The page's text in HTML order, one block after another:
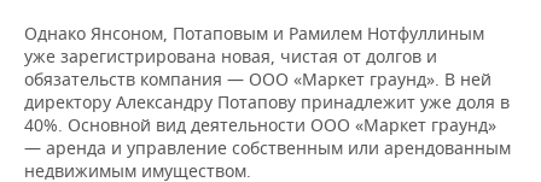
Однако Янсоном, Потаповым и Рамилем Нотфуллиным
уже зарегистрирована новая, чистая от долгов и
обязательств компания — ООО «Маркет граунд». В ней
директору Александру Потапову принадлежит уже доля в
40%. Основной вид деятельности ООО «Маркет граунд»
— аренда и управление собственным или арендованным
недвижимым имуществом.